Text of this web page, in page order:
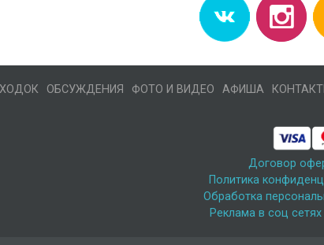
ОБСУЖДЕНИЯ ФОТО И ВИДЕО АФИША
Договор
Политика
Обработка
Реклама в соц сетях